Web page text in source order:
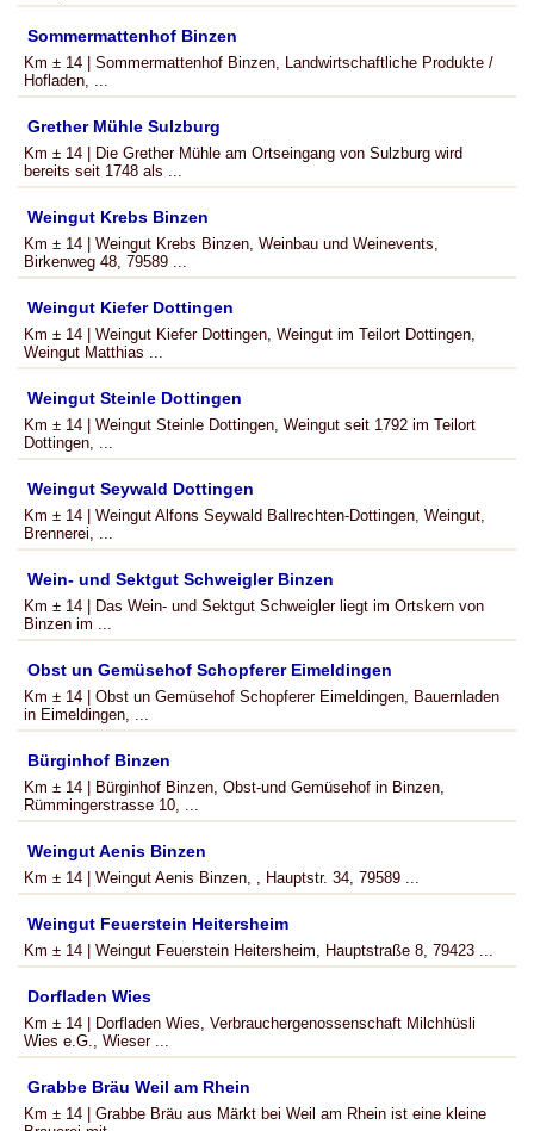
Sommermattenhof Binzen
Km ± 14 | Sommermattenhof Binzen, Landwirtschaftliche Produkte /
Hofladen, ...
Grether Mühle Sulzburg
Km ± 14 | Die Grether Mühle am Ortseingang von Sulzburg wird
bereits seit 1748 als ...
Weingut Krebs Binzen
Km ± 14 | Weingut Krebs Binzen, Weinbau und Weinevents,
Birkenweg 48, 79589 ...
Weingut Kiefer Dottingen
Km ± 14 | Weingut Kiefer Dottingen, Weingut im Teilort Dottingen,
Weingut Matthias ...
Weingut Steinle Dottingen
Km ± 14 | Weingut Steinle Dottingen, Weingut seit 1792 im Teilort
Dottingen, ...
Weingut Seywald Dottingen
Km ± 14 | Weingut Alfons Seywald Ballrechten-Dottingen, Weingut,
Brennerei, ...
Wein- und Sektgut Schweigler Binzen
Km ± 14 | Das Wein- und Sektgut Schweigler liegt im Ortskern von
Binzen im ...
Obst un Gemüsehof Schopferer Eimeldingen
Km ± 14 | Obst un Gemüsehof Schopferer Eimeldingen, Bauernladen
in Eimeldingen, ...
Bürginhof Binzen
Km ± 14 | Bürginhof Binzen, Obst-und Gemüsehof in Binzen,
Rümmingerstrasse 10, ...
Weingut Aenis Binzen
Km ± 14 | Weingut Aenis Binzen, , Hauptstr. 34, 79589 ...
Weingut Feuerstein Heitersheim
Km ± 14 | Weingut Feuerstein Heitersheim, Hauptstraße 8, 79423 ...
Dorfladen Wies
Km ± 14 | Dorfladen Wies, Verbrauchergenossenschaft Milchhüsli
Wies e.G., Wieser ...
Grabbe Bräu Weil am Rhein
Km ± 14 | Grabbe Bräu aus Märkt bei Weil am Rhein ist eine kleine